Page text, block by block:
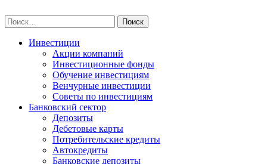
to
content
Найти:
Инвестиции
Акции компаний
Инвестиционные фонды
Обучение инвестициям
Венчурные инвестиции
Советы по инвестициям
Банковский сектор
Депозиты
Дебетовые карты
Потребительские кредиты
Автокредиты
Банковские депозиты